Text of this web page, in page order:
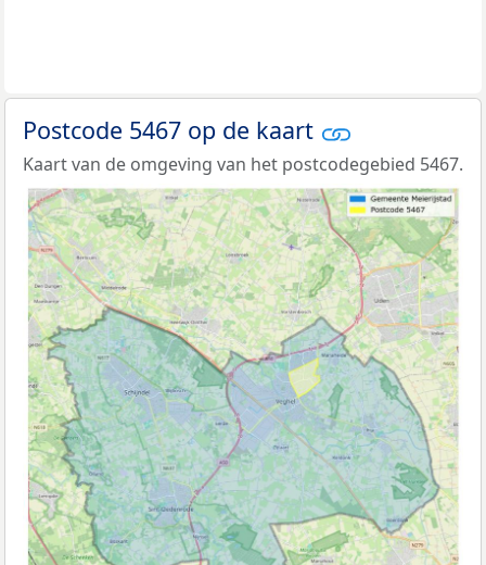
Postcode 5467 op de kaart
Kaart van de omgeving van het postcodegebied 5467.